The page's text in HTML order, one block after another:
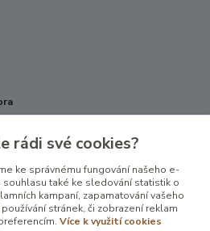
rádi své cookies?
ke správnému fungování našeho e-
souhlasu také ke sledování statistik o
kampaní, zapamatování vašeho
stránek, či zobrazení reklam
Více k využití cookies